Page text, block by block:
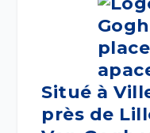
Situé à
près de